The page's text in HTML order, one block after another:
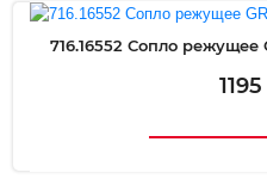
716.16552 Сопло режущее